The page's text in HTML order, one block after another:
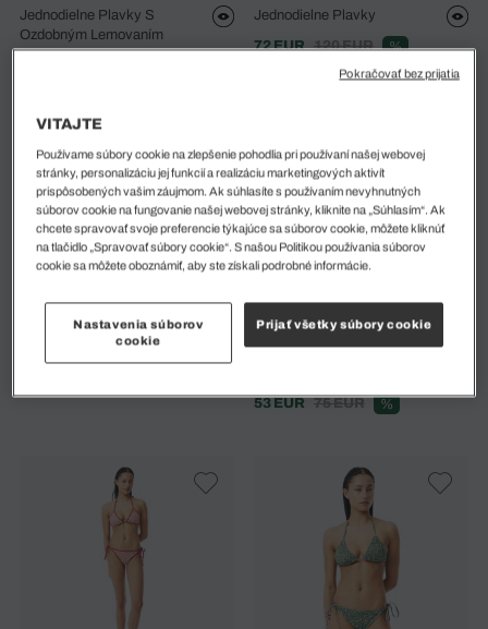
Jednodielne Plavky S
Ozdobným Lemovaním
Jednodielne Plavky
72 EUR 120 EUR %
53 EUR
75 EUR %
VITAJTE
Používame súbory cookie na zlepšenie pohodlia pri používaní našej webovej
stránky, personalizáciu jej funkcií a realizáciu marketingových aktivít
prispôsobených vašim záujmom. Ak súhlasíte s používaním nevyhnutných
súborov cookie na fungovanie našej webovej stránky, kliknite na „Súhlasím“. Ak
chcete spravovať svoje preferencie týkajúce sa súborov cookie, môžete kliknúť
na tlačidlo „Spravovať súbory cookie“. S našou Politikou používania súborov
cookie sa môžete oboznámiť, aby ste získali podrobné informácie.
Nastavenia súborov
cookie
Prijať všetky súbory cookie
Pokračovať bez prijatia